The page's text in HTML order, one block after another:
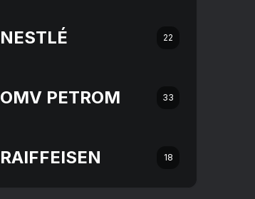
NESTLÉ 22
OMV PETROM 33
RAIFFEISEN 18